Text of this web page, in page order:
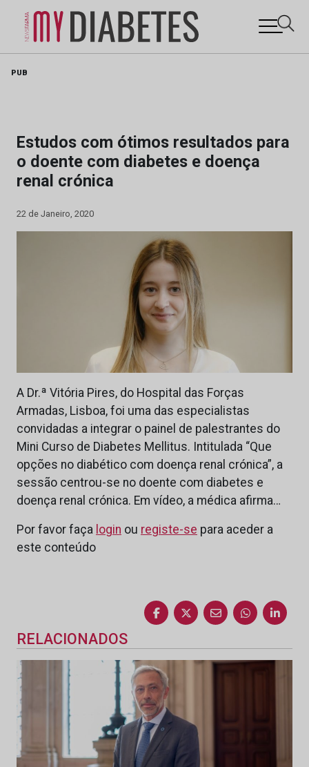
PUB
Estudos com ótimos resultados para
o doente com diabetes e doença
renal crónica
22 de Janeiro, 2020
A Dr.ª Vitória Pires, do Hospital das Forças
Armadas, Lisboa, foi uma das especialistas
convidadas a integrar o painel de palestrantes do
Mini Curso de Diabetes Mellitus. Intitulada “Que
opções no diabético com doença renal crónica”, a
sessão centrou-se no doente com diabetes e
doença renal crónica. Em vídeo, a médica afirma…
Por favor faça login ou registe-se para aceder a
este conteúdo
RELACIONADOS